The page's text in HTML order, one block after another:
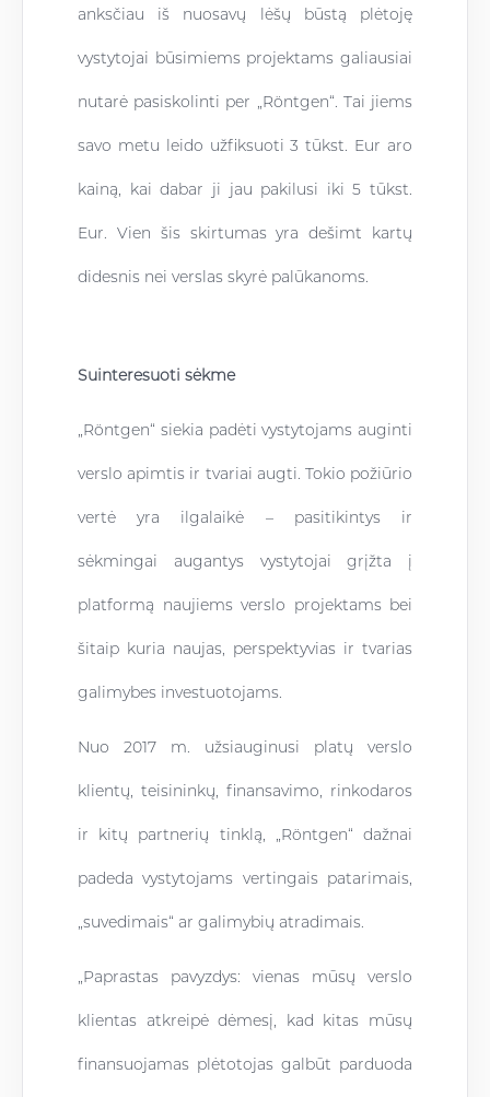
anksčiau iš nuosavų lėšų būstą plėtoję
vystytojai būsimiems projektams galiausiai
nutarė pasiskolinti per „Röntgen“. Tai jiems
savo metu leido užfiksuoti 3 tūkst. Eur aro
kainą, kai dabar ji jau pakilusi iki 5 tūkst.
Eur. Vien šis skirtumas yra dešimt kartų
didesnis nei verslas skyrė palūkanoms.
Suinteresuoti sėkme
„Röntgen“ siekia padėti vystytojams auginti
verslo apimtis ir tvariai augti. Tokio požiūrio
vertė yra ilgalaikė – pasitikintys ir
sėkmingai augantys vystytojai grįžta į
platformą naujiems verslo projektams bei
šitaip kuria naujas, perspektyvias ir tvarias
galimybes investuotojams.
Nuo 2017 m. užsiauginusi platų verslo
klientų, teisininkų, finansavimo, rinkodaros
ir kitų partnerių tinklą, „Röntgen“ dažnai
padeda vystytojams vertingais patarimais,
„suvedimais“ ar galimybių atradimais.
„Paprastas pavyzdys: vienas mūsų verslo
klientas atkreipė dėmesį, kad kitas mūsų
finansuojamas plėtotojas galbūt parduoda